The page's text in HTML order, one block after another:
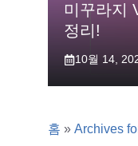
미꾸라지
정리!
10월 14,
홈 » Archives